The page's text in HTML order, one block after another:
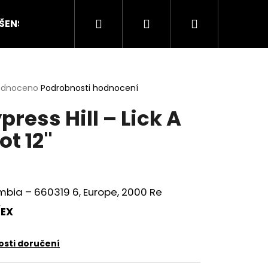
HODNOCENÍ STAVU O NÁS
Hledat PřihlášeníNákupní
Podrobnosti hodnocení
Hill – Lick A
12"
– 660319 6, Europe, 2000 Re
doručení